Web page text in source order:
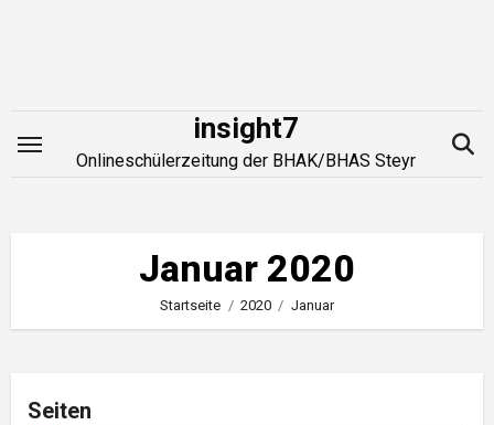
insight7
Onlineschülerzeitung der BHAK/BHAS Steyr
Januar 2020
Startseite 2020 Januar
Seiten